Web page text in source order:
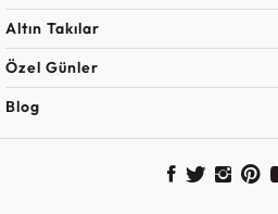
Altın Takılar
Özel Günler
Blog